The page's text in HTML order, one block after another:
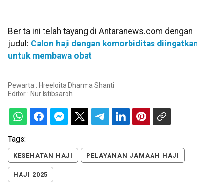
Berita ini telah tayang di Antaranews.com dengan
judul: Calon haji dengan komorbiditas diingatkan
untuk membawa obat
Pewarta : Hreeloita Dharma Shanti
Editor : Nur Istibsaroh
Tags:
KESEHATAN HAJI PELAYANAN JAMAAH HAJI
HAJI 2025